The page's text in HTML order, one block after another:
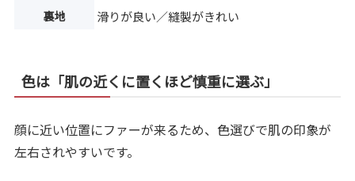
裏地 滑りが良い／縫製がきれい
色は「肌の近くに置くほど慎重に選ぶ」
顔に近い位置にファーが来るため、色選びで肌の印象が
左右されやすいです。